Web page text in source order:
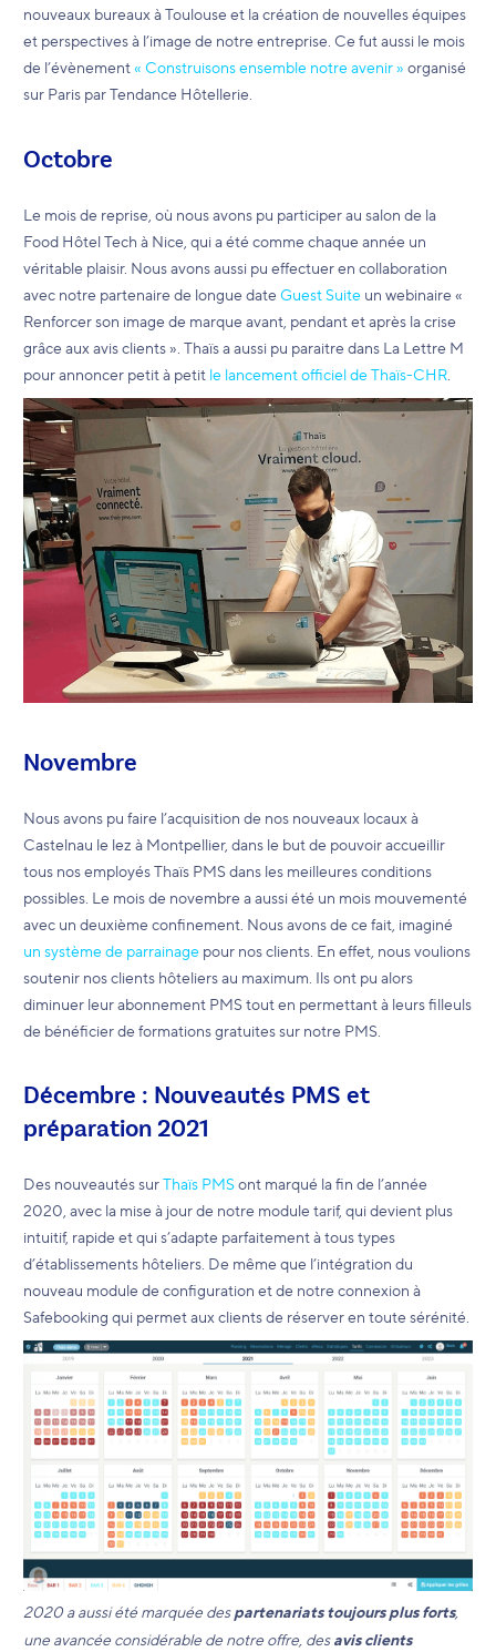
nouveaux bureaux à Toulouse et la création de nouvelles équipes
et perspectives à l’image de notre entreprise. Ce fut aussi le mois
de l’évènement« Construisons ensemble notre avenir » organisé
sur Paris par Tendance Hôtellerie.
Octobre
Le mois de reprise, où nous avons pu participer au salon de la
Food Hôtel Tech à Nice, qui a été comme chaque année un
véritable plaisir. Nous avons aussi pu effectuer en collaboration
avec notre partenaire de longue date Guest Suite un webinaire «
Renforcer son image de marque avant, pendant et après la crise
grâce aux avis clients ». Thaïs a aussi pu paraitre dans La Lettre M
pour annoncer petit à petit le lancement officiel de Thaïs-CHR
Novembre
Nous avons pu faire l’acquisition de nos nouveaux locaux à
Castelnau le lez à Montpellier, dans le but de pouvoir accueillir
tous nos employés Thaïs PMS dans les meilleures conditions
possibles. Le mois de novembre a aussi été un mois mouvementé
avec un deuxième confinement. Nous avons de ce fait, imaginé
un système de parrainage pour nos clients. En effet, nous voulions
soutenir nos clients hôteliers au maximum. Ils ont pu alors
diminuer leur abonnement PMS tout en permettant à leurs filleuls
de bénéficier de formations gratuites sur notre PMS.
Décembre : Nouveautés PMS et
préparation 2021
Des nouveautés surThaïs PMSont marqué la fin de l’année
2020, avec la mise à jour de notre module tarif, qui devient plus
intuitif, rapide et qui s’adapte parfaitement à tous types
d’établissements hôteliers. De même que l’intégration du
nouveau module de configuration et de notre connexion à
Safebooking qui permet aux clients de réserver en toute sérénité.
2020 a aussi été marquée despartenariats toujours plus forts,
une avancée considérable de notre offre, desavis clients